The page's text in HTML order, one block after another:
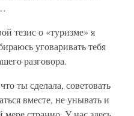
тезис о «туризме» я
уговаривать тебя
разговора.
ты сделала, советовать
вместе, не унывать и